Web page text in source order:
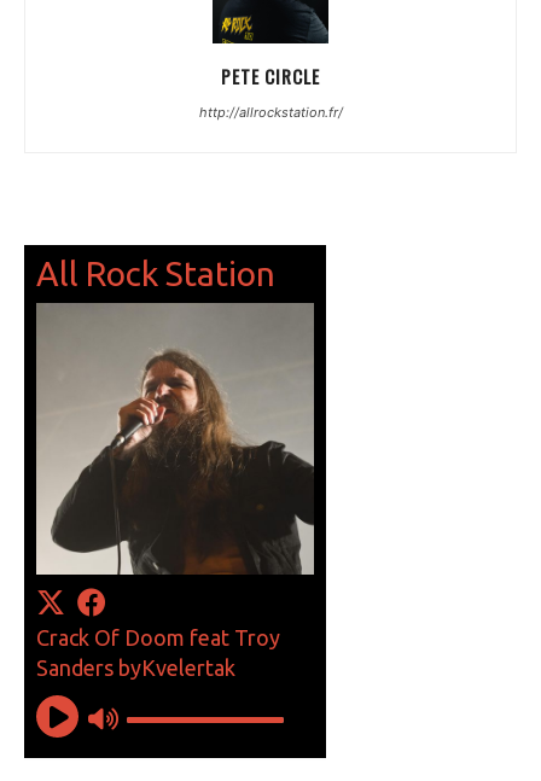
PETE CIRCLE
http://allrockstation.fr/